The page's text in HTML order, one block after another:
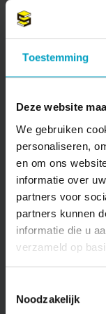
Toestemming
Deze website
We gebruiken
personaliseren,
en om ons
informatie over
partners voor
partners kunnen
informatie die u
verzameld op
Noodzakelijk
Start bouw
Bekijken
ACHTER DE